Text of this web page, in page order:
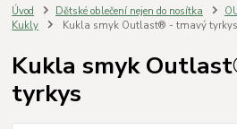
Úvod Dětské oblečení nejen do nosítka
Kukly
Kukla smyk Outlast® - tmavý tyrkys
Kukla smyk
tyrkys